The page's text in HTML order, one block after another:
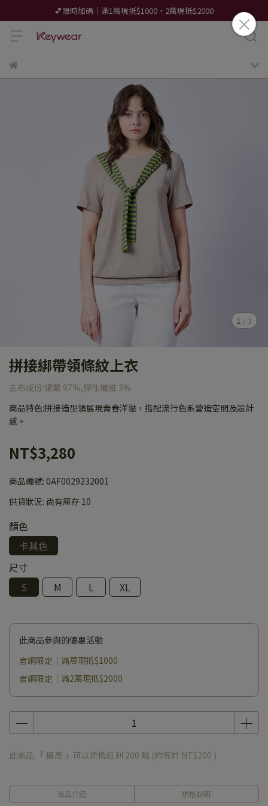
💕限時加碼｜滿1萬現抵$1000，2萬現抵$2000
1 / 3
拼接綁帶領條紋上衣
主布成份:嫘縈 97%,彈性纖維 3%
商品特色:拼接造型領展現青春洋溢，搭配流行色系營造空間及設計
感。
NT$3,280
商品編號: 0AF0029232001
供貨狀況: 尚有庫存 10
顏色
卡其色
尺寸
S
M L XL
此商品參與的優惠活動
官網限定｜滿萬現抵$1000
官網限定｜滿2萬現抵$2000
此商品 「 最高 」可以折抵紅利 200 點 (約等於 NT$200 )
商品介紹 規格說明